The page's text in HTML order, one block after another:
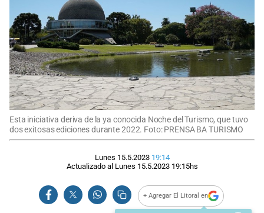
Esta iniciativa deriva de la ya conocida Noche del Turismo, que tuvo
dos exitosas ediciones durante 2022. Foto: PRENSA BA TURISMO
Lunes 15.5.2023 19:14
Actualizado al Lunes 15.5.2023 19:15hs
+ Agregar El Litoral en